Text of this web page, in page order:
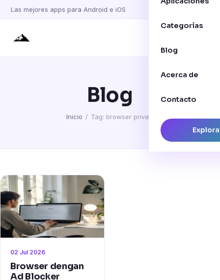
Las mejores apps para Android e iOS
Categorías
Blog
Acerca de
Contacto
Blog
Inicio / Tag: browser privasi
02 Jul 2026
Browser dengan
Ad Blocker